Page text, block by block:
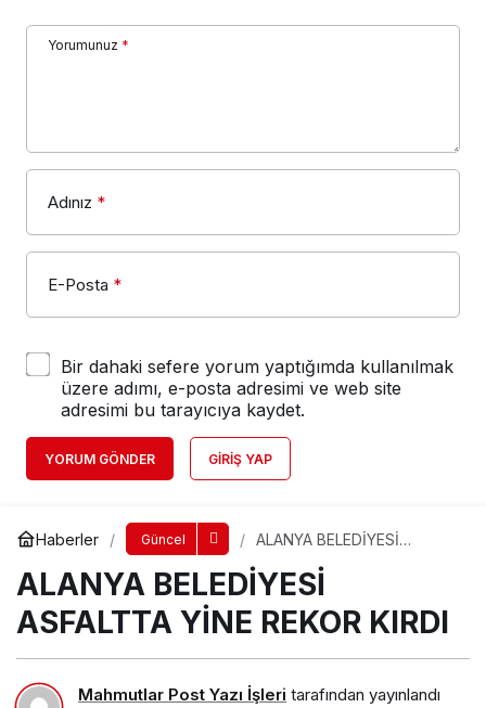
Yorumunuz *
Adınız *
E-Posta *
Bir dahaki sefere yorum yaptığımda kullanılmak
üzere adımı, e-posta adresimi ve web site
adresimi bu tarayıcıya kaydet.
YORUM GÖNDER GIRIŞ YAP
Haberler Güncel
ALANYA BELEDİYESİ
KIRDI
ALANYA BELEDİYESİ
ASFALTTA YİNE REKOR KIRDI
Mahmutlar Post Yazı İşleri tarafından yayınlandı